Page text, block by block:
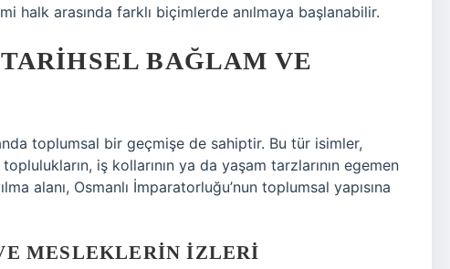
halk arasında farklı biçimlerde anılmaya başlanabilir.
BAĞLAM VE
toplumsal bir geçmişe de sahiptir. Bu tür isimler,
iş kollarının ya da yaşam tarzlarının egemen
alanı, Osmanlı İmparatorluğu’nun toplumsal yapısına
MESLEKLERIN İZLERI